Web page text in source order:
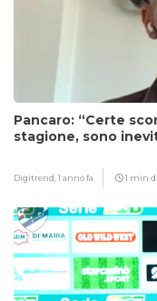
Pancaro: “Certe
stagione, sono
Digitrend,1 anno fa 1 min